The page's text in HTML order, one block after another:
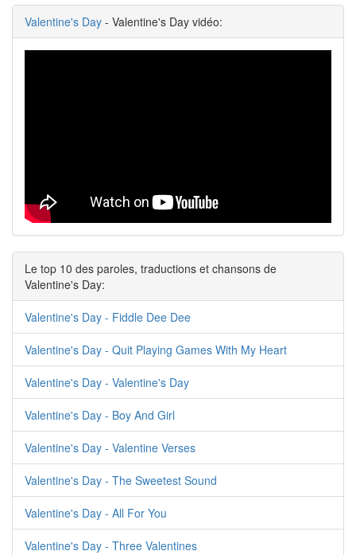
Valentine's Day - Valentine's Day vidéo:
Le top 10 des paroles, traductions et chansons de
Valentine's Day:
Valentine's Day - Fiddle Dee Dee
Valentine's Day - Quit Playing Games With My Heart
Valentine's Day - Valentine's Day
Valentine's Day - Boy And Girl
Valentine's Day - Valentine Verses
Valentine's Day - The Sweetest Sound
Valentine's Day - All For You
Valentine's Day - Three Valentines